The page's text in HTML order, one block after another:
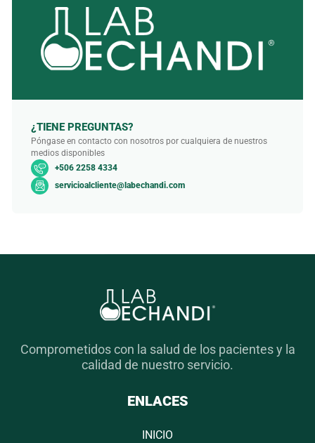
¿TIENE PREGUNTAS?
Póngase en contacto con nosotros por cualquiera de nuestros
medios disponibles
+506 2258 4334
servicioalcliente@labechandi.com
Comprometidos con la salud de los pacientes y la
calidad de nuestro servicio.
ENLACES
INICIO